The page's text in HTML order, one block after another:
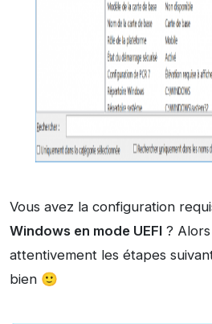
Vous avez la configuration
Windows en mode UEFI ?
attentivement les étapes
bien 🙂